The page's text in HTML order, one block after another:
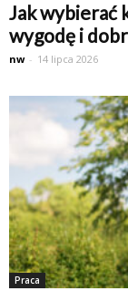
Jak wybierać
wygodę i
nw - 14 lipca 2026
Praca